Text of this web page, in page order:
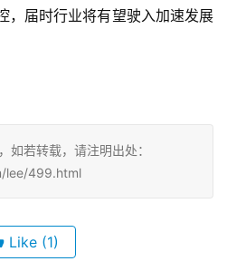
，届时行业将有望驶入加速发展
如若转载，请注明出处：
lee/499.html
Like (1)